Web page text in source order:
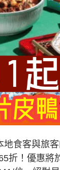
地食客與旅
折！優惠將